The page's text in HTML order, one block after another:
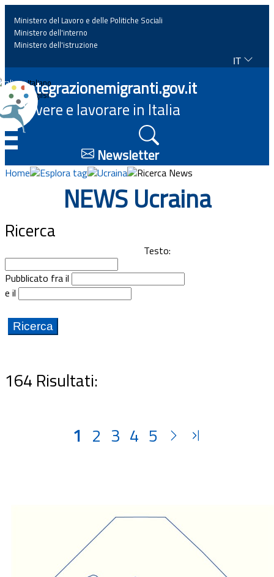
Home
News
Approfondimenti
Eventi
Progetti
Documenti
Bandi
Ministero del Lavoro e delle Politiche Sociali
Ministero dell'interno
Ministero dell'istruzione
IT
Italiano
English
Integrazionemigranti.gov.it
Vivere e lavorare in Italia
Newsletter
Home Esplora tag Ucraina Ricerca News
NEWS Ucraina
Ricerca
Testo:
Pubblicato fra il
e il
164 Risultati:
1 2 3 4 5